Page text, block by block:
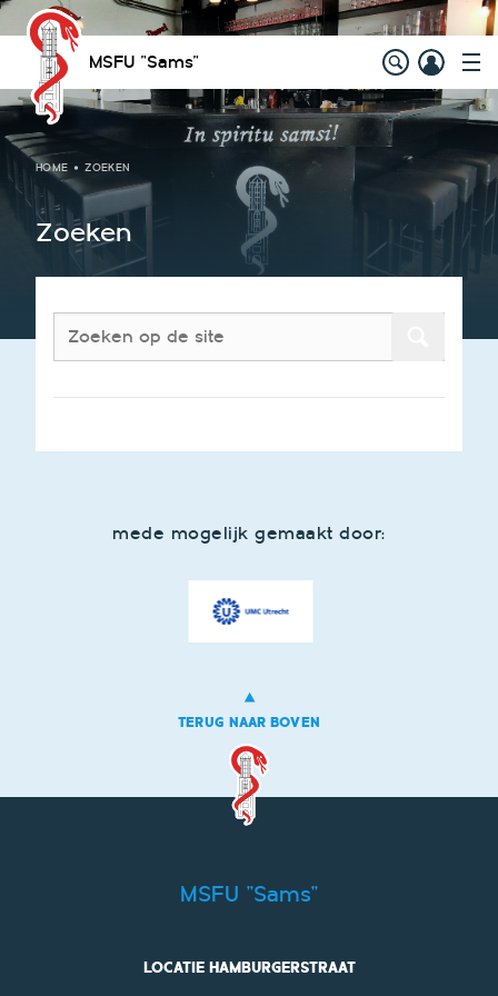
MSFU "Sams"
HOME ZOEKEN
Zoeken
mede mogelijk gemaakt door:
TERUG NAAR BOVEN
MSFU "Sams"
LOCATIE HAMBURGERSTRAAT